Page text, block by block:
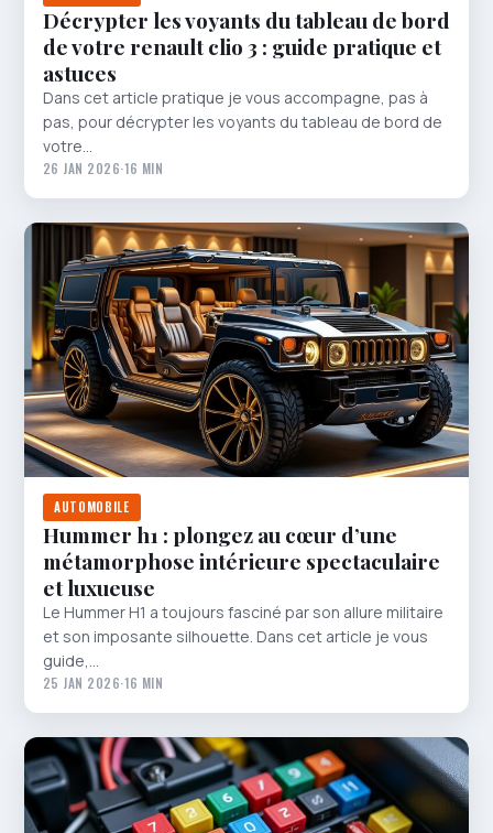
Décrypter les voyants du tableau de bord
de votre renault clio 3 : guide pratique et
astuces
Dans cet article pratique je vous accompagne, pas à
pas, pour décrypter les voyants du tableau de bord de
votre…
26 JAN 2026·16 MIN
AUTOMOBILE
Hummer h1 : plongez au cœur d’une
métamorphose intérieure spectaculaire
et luxueuse
Le Hummer H1 a toujours fasciné par son allure militaire
et son imposante silhouette. Dans cet article je vous
guide,…
25 JAN 2026·16 MIN